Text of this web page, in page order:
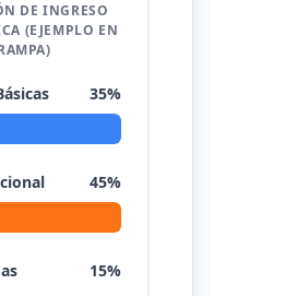
DE INGRESO
(EJEMPLO EN
35%
45%
15%